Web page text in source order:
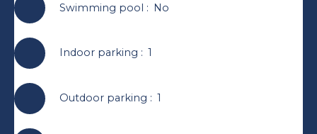
Swimming pool : No
Indoor parking : 1
Outdoor parking : 1